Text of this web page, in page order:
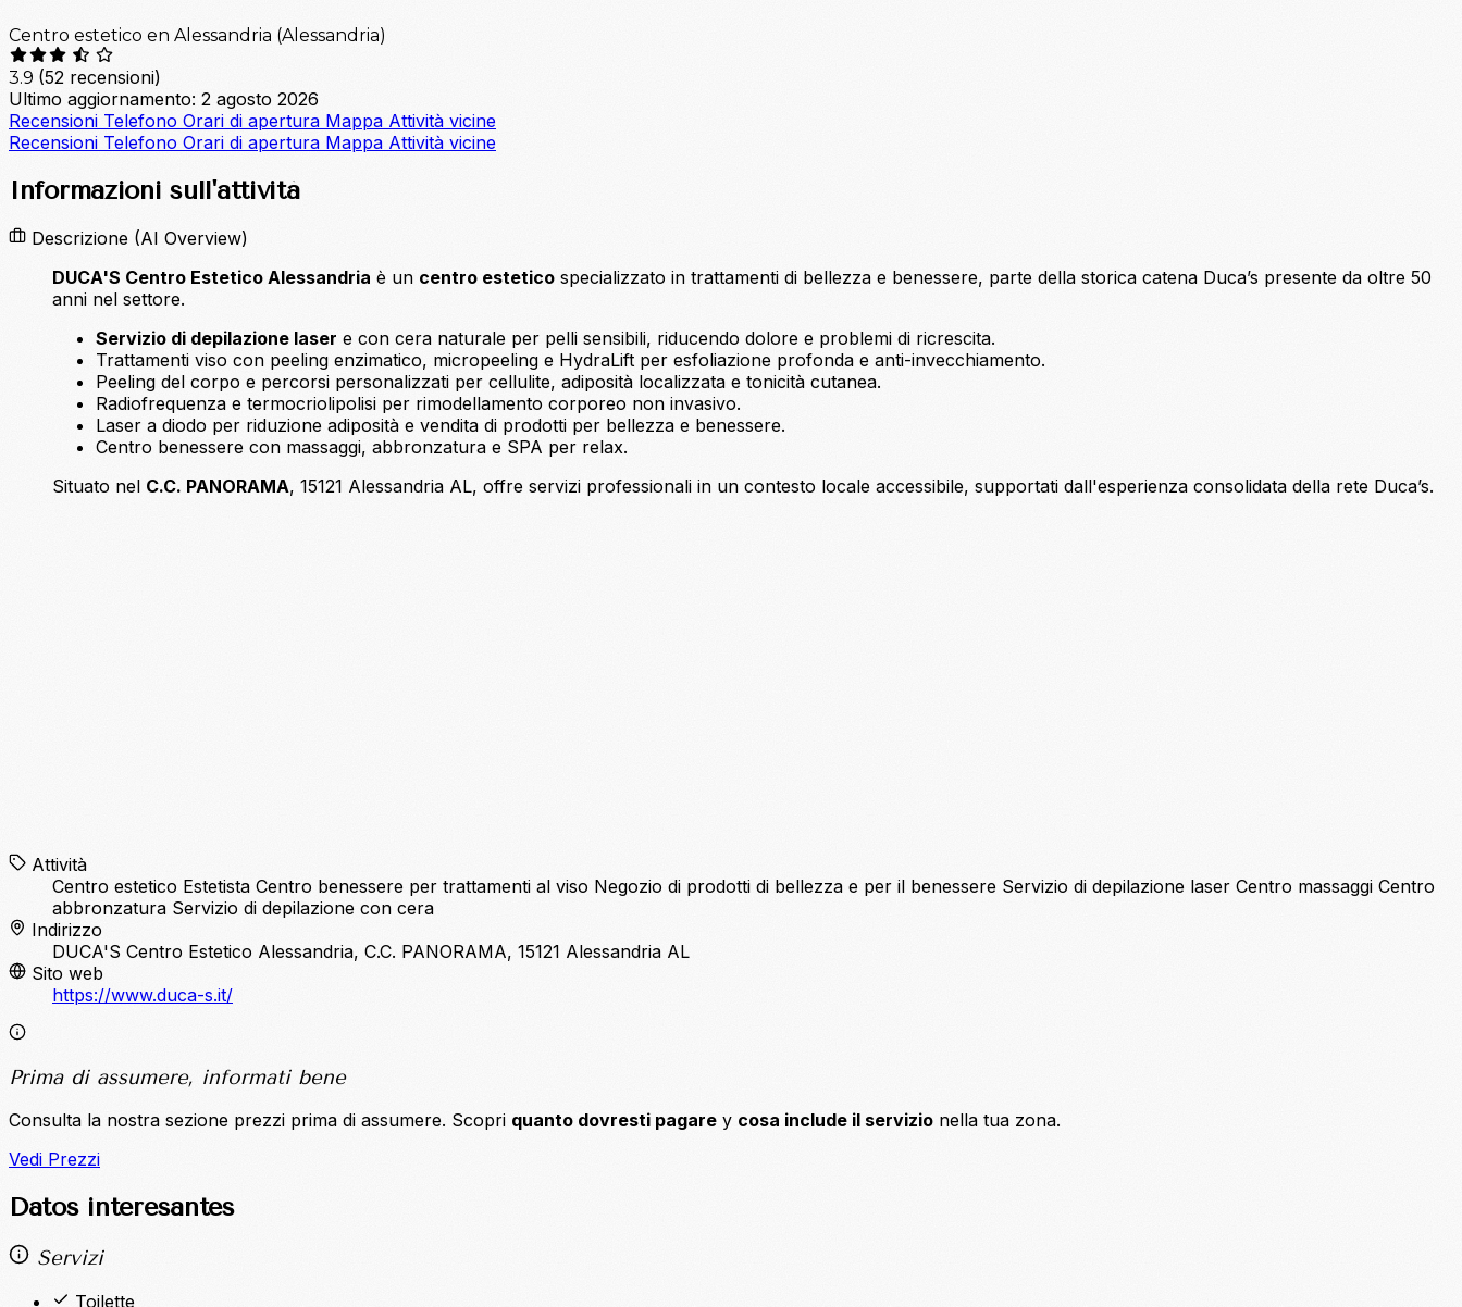
Centro estetico en Alessandria (Alessandria)
3.9 (52 recensioni)
Ultimo aggiornamento: 2 agosto 2026
Recensioni Telefono Orari di apertura Mappa Attività vicine
Recensioni Telefono Orari di apertura Mappa Attività vicine
Informazioni sull'attività
Descrizione (AI Overview)
DUCA'S Centro Estetico Alessandria è un centro estetico specializzato in trattamenti di bellezza e benessere, parte della storica catena Duca’s presente da oltre 50
anni nel settore.
Servizio di depilazione laser e con cera naturale per pelli sensibili, riducendo dolore e problemi di ricrescita.
Trattamenti viso con peeling enzimatico, micropeeling e HydraLift per esfoliazione profonda e anti-invecchiamento.
Peeling del corpo e percorsi personalizzati per cellulite, adiposità localizzata e tonicità cutanea.
Radiofrequenza e termocriolipolisi per rimodellamento corporeo non invasivo.
Laser a diodo per riduzione adiposità e vendita di prodotti per bellezza e benessere.
Centro benessere con massaggi, abbronzatura e SPA per relax.
Situato nel C.C. PANORAMA, 15121 Alessandria AL, offre servizi professionali in un contesto locale accessibile, supportati dall'esperienza consolidata della rete Duca’s.
Attività
Centro estetico Estetista Centro benessere per trattamenti al viso Negozio di prodotti di bellezza e per il benessere Servizio di depilazione laser Centro massaggi Centro
abbronzatura Servizio di depilazione con cera
Indirizzo
DUCA'S Centro Estetico Alessandria, C.C. PANORAMA, 15121 Alessandria AL
Sito web
https://www.duca-s.it/
Prima di assumere, informati bene
Consulta la nostra sezione prezzi prima di assumere. Scopri quanto dovresti pagare y cosa include il servizio nella tua zona.
Vedi Prezzi
Datos interesantes
Servizi
Toilette